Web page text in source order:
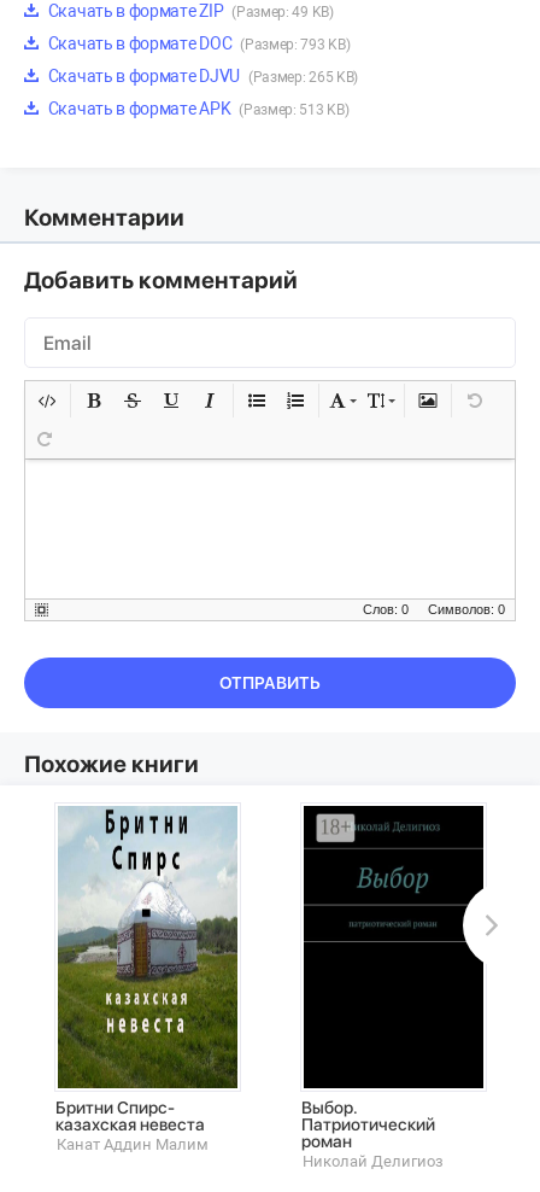
Скачать в формате ZIP (Размер: 49 KB)
Скачать в формате DOC (Размер: 793 KB)
Скачать в формате DJVU (Размер: 265 KB)
Скачать в формате APK (Размер: 513 KB)
Комментарии
Добавить комментарий
Символов: 0
Слов: 0
ОТПРАВИТЬ
Похожие книги
Бритни Спирс-
казахская невеста
Канат Аддин Малим
Выбор.
Патриотический
роман
Николай Делигиоз